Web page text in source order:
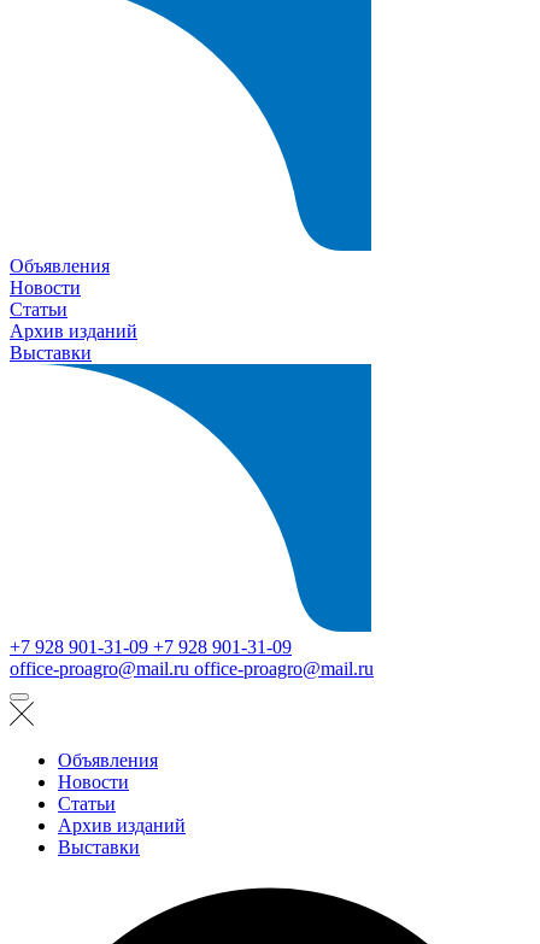
Объявления
Новости
Статьи
Архив изданий
Выставки
+7 928 901-31-09 +7 928 901-31-09
office-proagro@mail.ru office-proagro@mail.ru
Объявления
Новости
Статьи
Архив изданий
Выставки